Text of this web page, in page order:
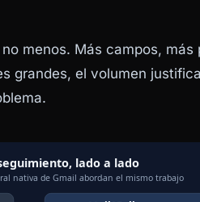
menos. Más campos, más
grandes, el volumen